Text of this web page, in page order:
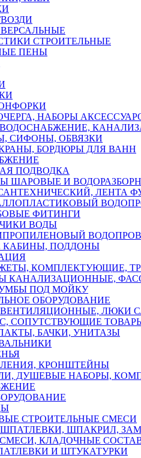
СТРОИТЕЛЬНЫЕ
ПЕНЫ
НАБОРЫ
СИФОНЫ, ОБВЯЗКИ
БОРДЮРЫ ДЛЯ ВАНН
ПОДВОДКА
ШАРОВЫЕ И
ЛЕНТА
ФИТИНГИ
ВОДЫ
ПОДДОНЫ
КОМПЛЕКТУЮЩИЕ,
КАНАЛИЗАЦИОННЫЕ,
ПОД МОЙКУ
ОБОРУДОВАНИЕ
ЛЮКИ
СОПУТСТВУЮЩИЕ
БАЧКИ, УНИТАЗЫ
КРОНШТЕЙНЫ
ДУШЕВЫЕ НАБОРЫ,
СТРОИТЕЛЬНЫЕ СМЕСИ
ШПАКРИЛ,
КЛАДОЧНЫЕ
И ШТУКАТУРКИ